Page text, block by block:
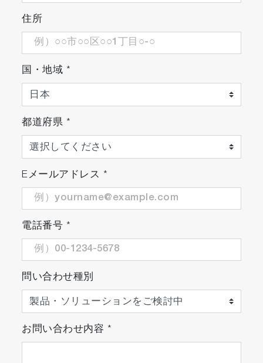
バックライトと温度表示機能を搭載
暗い場所でも測定値の確認が可能。ボタン操作
と測定値が安定した時に点灯します。
住所
国・地域 *
都道府県 *
Eメールアドレス *
電話番号 *
問い合わせ種別
お問い合わせ内容 *